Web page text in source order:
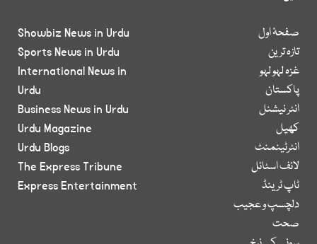
صفحۂ اول
تازہ ترین
غزہ لہو لہو
پاکستان
انٹر نیشنل
کھیل
انٹرٹینمنٹ
لائف اسٹائل
ٹاپ ٹرینڈ
دلچسپ و عجیب
صحت
Showbiz News in Urdu
Sports News in Urdu
International News in
Urdu
Business News in Urdu
Urdu Magazine
Urdu Blogs
The Express Tribune
Express Entertainment